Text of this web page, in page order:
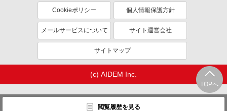
TOPへ
閲覧履歴を見る
Cookieポリシー 個人情報保護方針
メールサービスについて サイト運営会社
サイトマップ
(c) AIDEM Inc.